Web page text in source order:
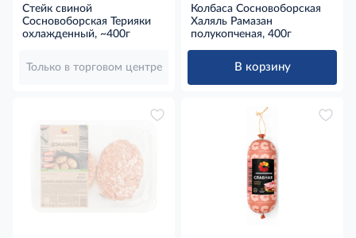
Стейк свиной
Сосновоборская Терияки
охлажденный, ~400г
Только в торговом центре
Колбаса Сосновоборская
Халяль Рамазан
полукопченая, 400г
В корзину